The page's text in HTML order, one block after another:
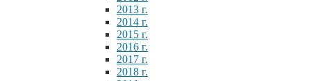
2013 г.
2014 г.
2015 г.
2016 г.
2017 г.
2018 г.